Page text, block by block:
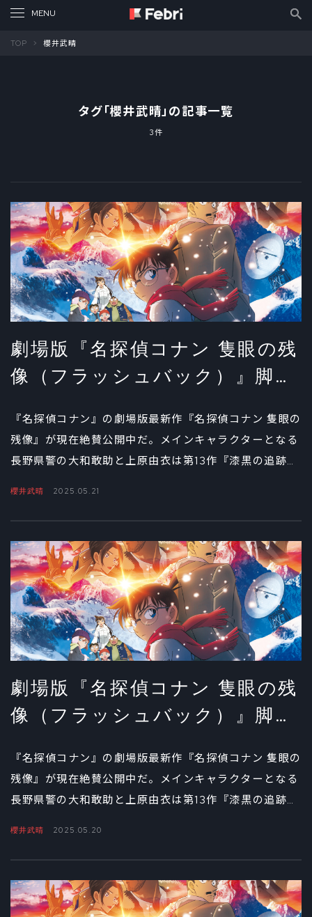
TOP 櫻井武晴
タグ「櫻井武晴」の記事一覧
3件
劇場版『名探偵コナン 隻眼の残
像（フラッシュバック）』脚
『名探偵コナン』の劇場版最新作『名探偵コナン 隻眼の
残像』が現在絶賛公開中だ。メインキャラクターとなる
長野県警の大和敢助と上原由衣は第13作『漆黒の追跡
の発端からキャラクターの見せ方などの脚本術、本作の
見どころや今後の野望まで、幅広い角度で話を聞き、全
3回でお届けする。第3回は、初めて書いた「隠れ公安」
や今後描きたいテーマについて。
櫻井武晴 2025.05.21
劇場版『名探偵コナン 隻眼の残
像（フラッシュバック）』脚
『名探偵コナン』の劇場版最新作『名探偵コナン 隻眼の
残像』が現在絶賛公開中だ。メインキャラクターとなる
長野県警の大和敢助と上原由衣は第13作『漆黒の追跡
して、企画の発端からキャラクターの見せ方などの脚本
術、本作の見どころや今後の野望まで、幅広い角度で話
櫻井武晴 2025.05.20